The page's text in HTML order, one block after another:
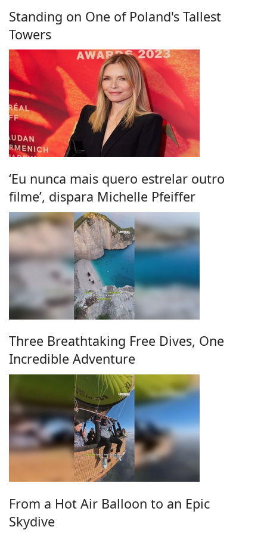
Standing on One of Poland's Tallest
Towers
‘Eu nunca mais quero estrelar outro
filme’, dispara Michelle Pfeiffer
Three Breathtaking Free Dives, One
Incredible Adventure
From a Hot Air Balloon to an Epic
Skydive